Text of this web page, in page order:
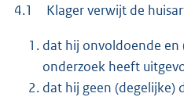
4.1 Klager verwijt de
dat hij onvoldoende
onderzoek heeft
dat hij geen (degelijke)